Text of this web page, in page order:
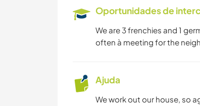
Oportunidades de
We are 3 frenchies and 1
often à meeting for the
Ajuda
We work out our house, so